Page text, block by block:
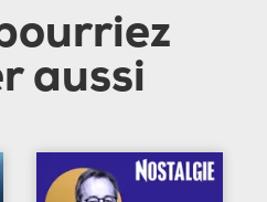
aussi